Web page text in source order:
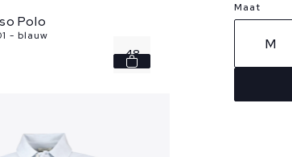
Polo
- blauw
48
Maat
M